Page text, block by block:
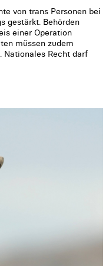
von trans Personen bei
gestärkt. Behörden
einer Operation
müssen zudem
Nationales Recht darf